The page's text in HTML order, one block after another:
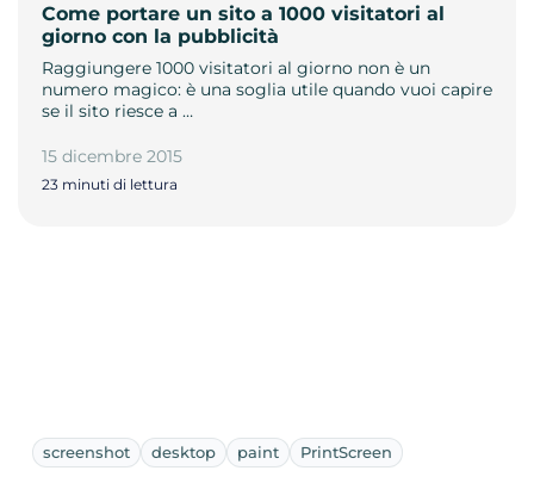
Come portare un sito a 1000 visitatori al
giorno con la pubblicità
Raggiungere 1000 visitatori al giorno non è un
numero magico: è una soglia utile quando vuoi capire
se il sito riesce a …
15 dicembre 2015
23 minuti di lettura
screenshot desktop paint PrintScreen